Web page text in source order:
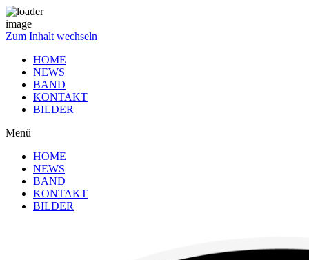
Zum Inhalt wechseln
HOME
NEWS
BAND
KONTAKT
BILDER
Menü
HOME
NEWS
BAND
KONTAKT
BILDER